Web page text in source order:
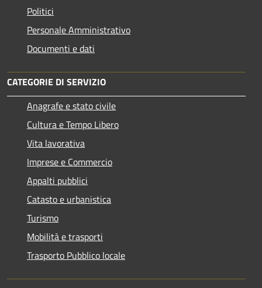
Politici
Personale Amministrativo
Documenti e dati
CATEGORIE DI SERVIZIO
Anagrafe e stato civile
Cultura e Tempo Libero
Vita lavorativa
Imprese e Commercio
Appalti pubblici
Catasto e urbanistica
Turismo
Mobilità e trasporti
Trasporto Pubblico locale